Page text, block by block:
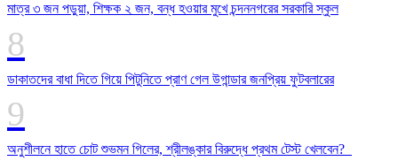
মাত্র ৩ জন পড়ুয়া, শিক্ষক ২ জন, বন্ধ হওয়ার মুখে চন্দননগরের সরকারি স্কুল
ডাকাতদের বাধা দিতে গিয়ে পিটুনিতে প্রাণ গেল উগান্ডার জনপ্রিয় ফুটবলারের
অনুশীলনে হাতে চোট শুভমন গিলের, শ্রীলঙ্কার বিরুদ্ধে প্রথম টেস্ট খেলবেন?